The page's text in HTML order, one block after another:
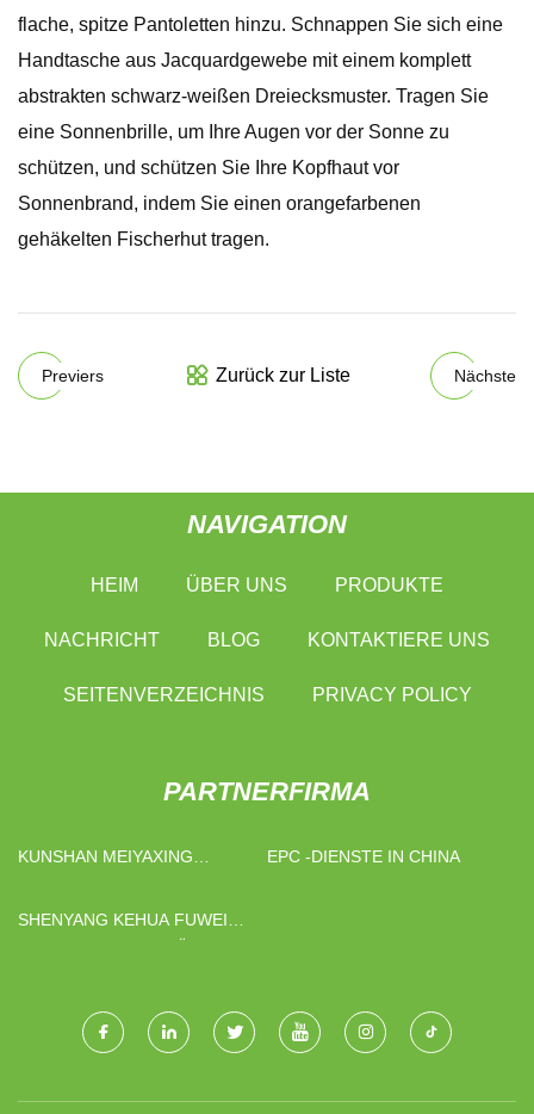
flache, spitze Pantoletten hinzu. Schnappen Sie sich eine
Handtasche aus Jacquardgewebe mit einem komplett
abstrakten schwarz-weißen Dreiecksmuster. Tragen Sie
eine Sonnenbrille, um Ihre Augen vor der Sonne zu
schützen, und schützen Sie Ihre Kopfhaut vor
Sonnenbrand, indem Sie einen orangefarbenen
gehäkelten Fischerhut tragen.
Previers Zurück zur Liste Nächste
NAVIGATION
HEIM ÜBER UNS PRODUKTE
NACHRICHT BLOG KONTAKTIERE UNS
SEITENVERZEICHNIS PRIVACY POLICY
PARTNERFIRMA
KUNSHAN MEIYAXING
GMBH
EPC -DIENSTE IN CHINA
SHENYANG KEHUA FUWEI